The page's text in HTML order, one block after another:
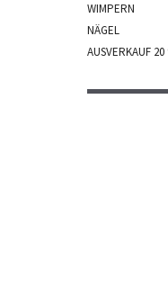
WIMPERN
NÄGEL
AUSVERKAUF